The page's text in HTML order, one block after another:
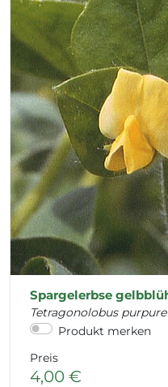
Spargelerbse
Tetragonolobus
Produkt merken
Preis
4,00 €